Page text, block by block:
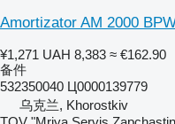
Amortizator AM 2000
¥1,271 UAH 8,383 ≈ €162.90
备件
532350040 Ц0000139779
乌克兰, Khorostkiv